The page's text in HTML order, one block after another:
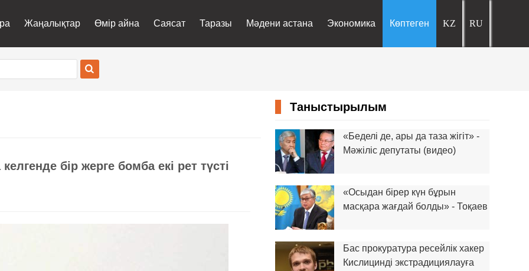
Жаңалықтар Өмір айна Саясат Таразы Мәдени астана Экономика Көптеген
бір жерге бомба екі рет түсті
Таныстырылым
«Беделі де, ары да таза жігіт» -
Мәжіліс депутаты (видео)
«Осыдан бірер күн бұрын
масқара жағдай болды» - Тоқаев
Бас прокуратура ресейлік хакер
Кислицинді экстрадициялауға